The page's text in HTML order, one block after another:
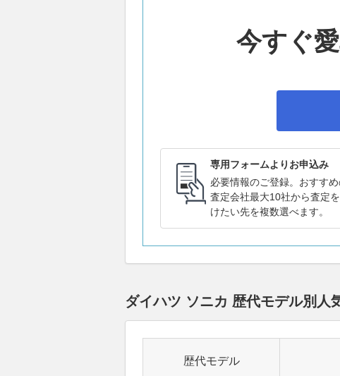
今すぐ
専用フォームよりお申込み
必要情報のご登録。おすす
査定会社最大10社から査定
けたい先を複数選べます。
ダイハツ ソニカ 歴代モデル別人
歴代モデル